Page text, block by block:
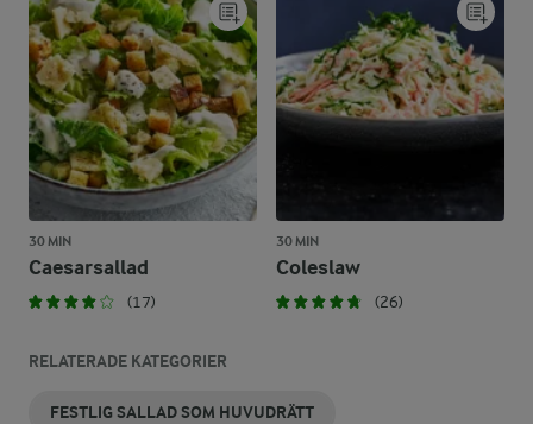
30 MIN
Caesarsallad
(17)
30 MIN
Coleslaw
(26)
RELATERADE KATEGORIER
FESTLIG SALLAD SOM HUVUDRÄTT